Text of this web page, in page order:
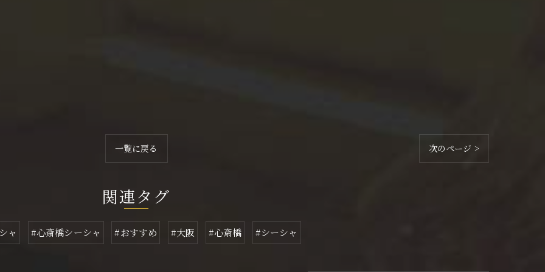
一覧に戻る 次のページ >
関連タグ
ャ #心斎橋シーシャ #おすすめ #大阪 #心斎橋 #シーシャ